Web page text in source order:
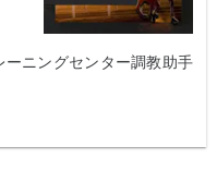
ニングセンター調教助手